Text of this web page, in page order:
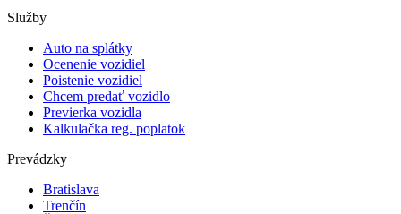
Služby
Auto na splátky
Ocenenie vozidiel
Poistenie vozidiel
Chcem predať vozidlo
Previerka vozidla
Kalkulačka reg. poplatok
Prevádzky
Bratislava
Trenčín